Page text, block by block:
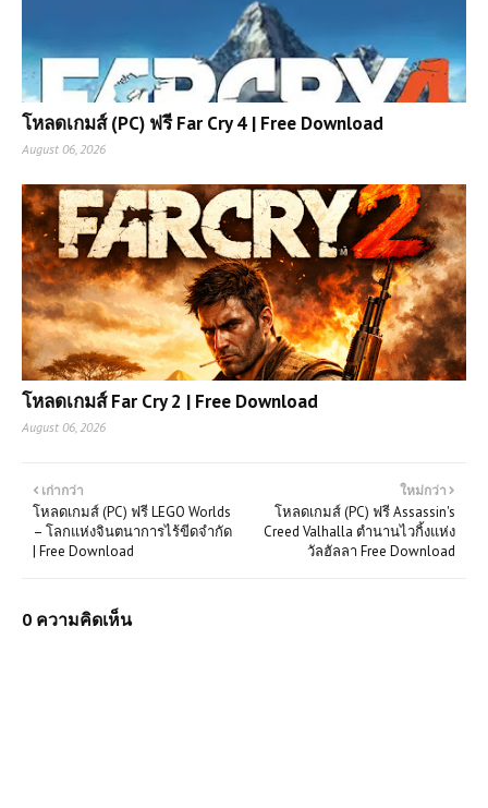
โหลดเกมส์ (PC) ฟรี Far Cry 4 | Free Download
August 06, 2026
โหลดเกมส์ Far Cry 2 | Free Download
August 06, 2026
ใหม่กว่า
โหลดเกมส์ (PC) ฟรี Assassin's
Creed Valhalla ตำนานไวกิ้งแห่ง
วัลฮัลลา Free Download
เก่ากว่า
โหลดเกมส์ (PC) ฟรี LEGO Worlds
– โลกแห่งจินตนาการไร้ขีดจำกัด
| Free Download
0 ความคิดเห็น